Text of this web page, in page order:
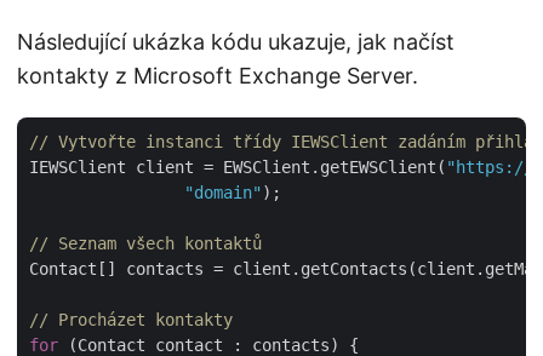
Následující ukázka kódu ukazuje, jak načíst
kontakty z Microsoft Exchange Server.
// Vytvořte instanci třídy IEWSClient zadáním
IEWSClient client = EWSClient.getEWSClient( "https://
"domain" );
// Seznam všech kontaktů
Contact[] contacts =
// Procházet kontakty
for (Contact contact : contacts) {